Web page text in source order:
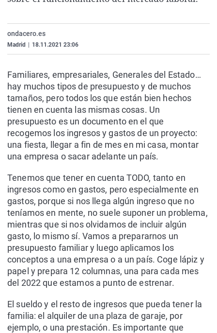
Gente viajera
Retornados
Galicia
País Vasco
Televisión
ondacero.es
Madrid 18.11.2021 23:06
Familiares, empresariales, Generales del Estado…
hay muchos tipos de presupuesto y de muchos
tamaños, pero todos los que están bien hechos
tienen en cuenta las mismas cosas. Un
presupuesto es un documento en el que
recogemos los ingresos y gastos de un proyecto:
una fiesta, llegar a fin de mes en mi casa, montar
una empresa o sacar adelante un país.
Tenemos que tener en cuenta TODO, tanto en
ingresos como en gastos, pero especialmente en
gastos, porque si nos llega algún ingreso que no
teníamos en mente, no suele suponer un problema,
mientras que si nos olvidamos de incluir algún
gasto, lo mismo sí. Vamos a prepararnos un
presupuesto familiar y luego aplicamos los
conceptos a una empresa o a un país. Coge lápiz y
papel y prepara 12 columnas, una para cada mes
del 2022 que estamos a punto de estrenar.
El sueldo y el resto de ingresos que pueda tener la
familia: el alquiler de una plaza de garaje, por
ejemplo, o una prestación. Es importante que